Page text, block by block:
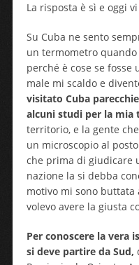
La risposta è sì e oggi
Su Cuba ne sento
un termometro
perché è cose se
male mi scaldo e
visitato Cuba
alcuni studi per la mia
territorio, e la gente
un microscopio al
che prima di giudicare
nazione la si debba
motivo mi sono buttata
volevo avere la giusta
Per conoscere la vera
si deve partire da Sud,